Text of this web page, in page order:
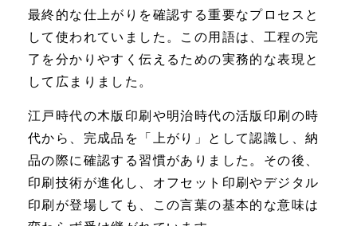
最終的な仕上がりを確認する重要なプロセスと
して使われていました。この用語は、工程の完
了を分かりやすく伝えるための実務的な表現と
して広まりました。
江戸時代の木版印刷や明治時代の活版印刷の時
代から、完成品を「上がり」として認識し、納
品の際に確認する習慣がありました。その後、
印刷技術が進化し、オフセット印刷やデジタル
印刷が登場しても、この言葉の基本的な意味は